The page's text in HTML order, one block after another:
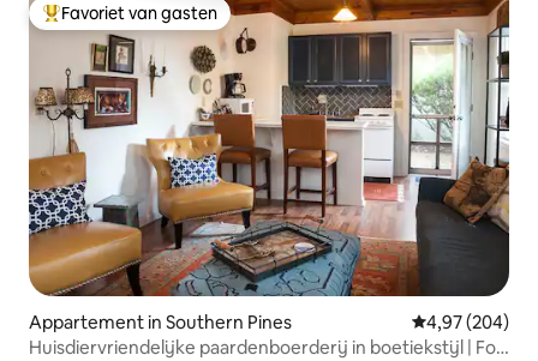
Topfavoriet van gasten
Favoriet van gasten
Appartement in Southern Pines Gemiddelde
4,97 (204)
Huisdiervriendelijke paardenboerderij in boetiekstijl | Fox